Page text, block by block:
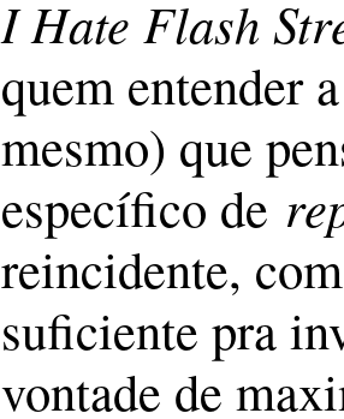
I Hate Flash
quem entender
mesmo) que
específico de
reincidente,
suficiente pra
vontade de